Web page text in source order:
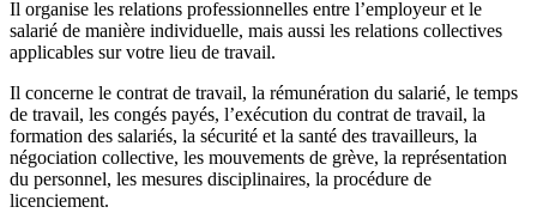
Il organise les relations professionnelles entre l’employeur et le
salarié de manière individuelle, mais aussi les relations collectives
applicables sur votre lieu de travail.
Il concerne le contrat de travail, la rémunération du salarié, le temps
de travail, les congés payés, l’exécution du contrat de travail, la
formation des salariés, la sécurité et la santé des travailleurs, la
négociation collective, les mouvements de grève, la représentation
du personnel, les mesures disciplinaires, la procédure de
licenciement.